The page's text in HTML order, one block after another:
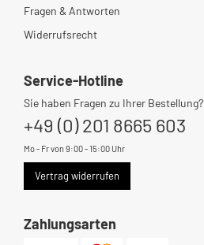
Fragen & Antworten
Widerrufsrecht
Service-Hotline
Sie haben Fragen zu Ihrer Bestellung?
+49 (0) 201 8665 603
Mo - Fr von 9:00 - 15:00 Uhr
Vertrag widerrufen
Zahlungsarten